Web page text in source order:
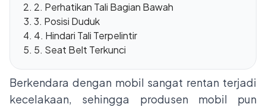
2. Perhatikan Tali Bagian Bawah
3. Posisi Duduk
4. Hindari Tali Terpelintir
5. Seat Belt Terkunci
Berkendara dengan mobil sangat rentan terjadi
kecelakaan, sehingga produsen mobil pun